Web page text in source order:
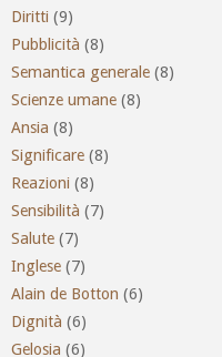
Diritti (9)
Pubblicità (8)
Semantica generale (8)
Scienze umane (8)
Ansia (8)
Significare (8)
Reazioni (8)
Sensibilità (7)
Salute (7)
Inglese (7)
Alain de Botton (6)
Dignità (6)
Gelosia (6)